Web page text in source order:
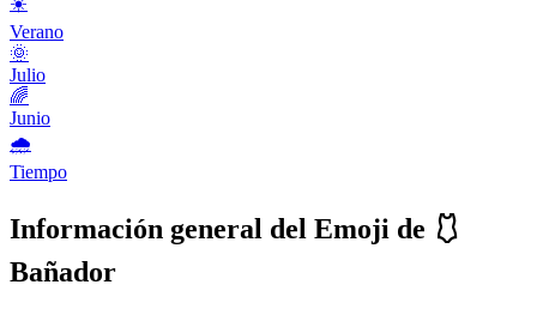
Verano
🌞
Julio
🌈
Junio
🌧
Tiempo
Información general del Emoji de 🩱
Bañador